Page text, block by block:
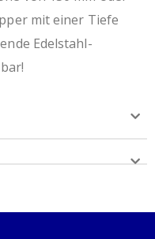
mit einer Tiefe
Edelstahl-